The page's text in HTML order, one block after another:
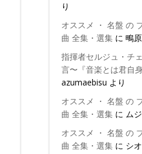
り
オススメ ・ 名盤 の
曲 全集・選集に 鴫
指揮者セルジュ・チ
言〜『音楽とは君自身
azumaebisu より
オススメ ・ 名盤 の
曲 全集・選集に ム
オススメ ・ 名盤 の
曲 全集・選集に シ